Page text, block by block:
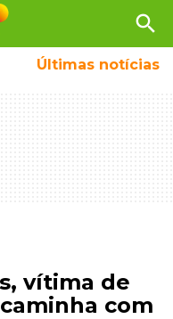
search
Últimas notícias
vítima de
com